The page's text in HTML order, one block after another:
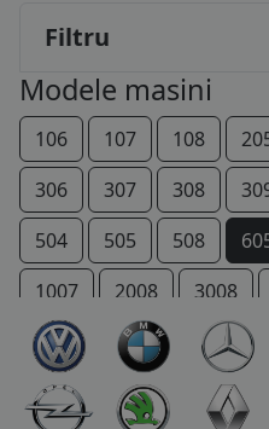
MARCA
BLOG
B2B -
CONT
CONTACT
COS (0
Filtru
Modele masini
106 107 108
306
307 308
504
505 508
1007
2008 3008
206 +
207 + Bipper
IOn
P 4 Partner